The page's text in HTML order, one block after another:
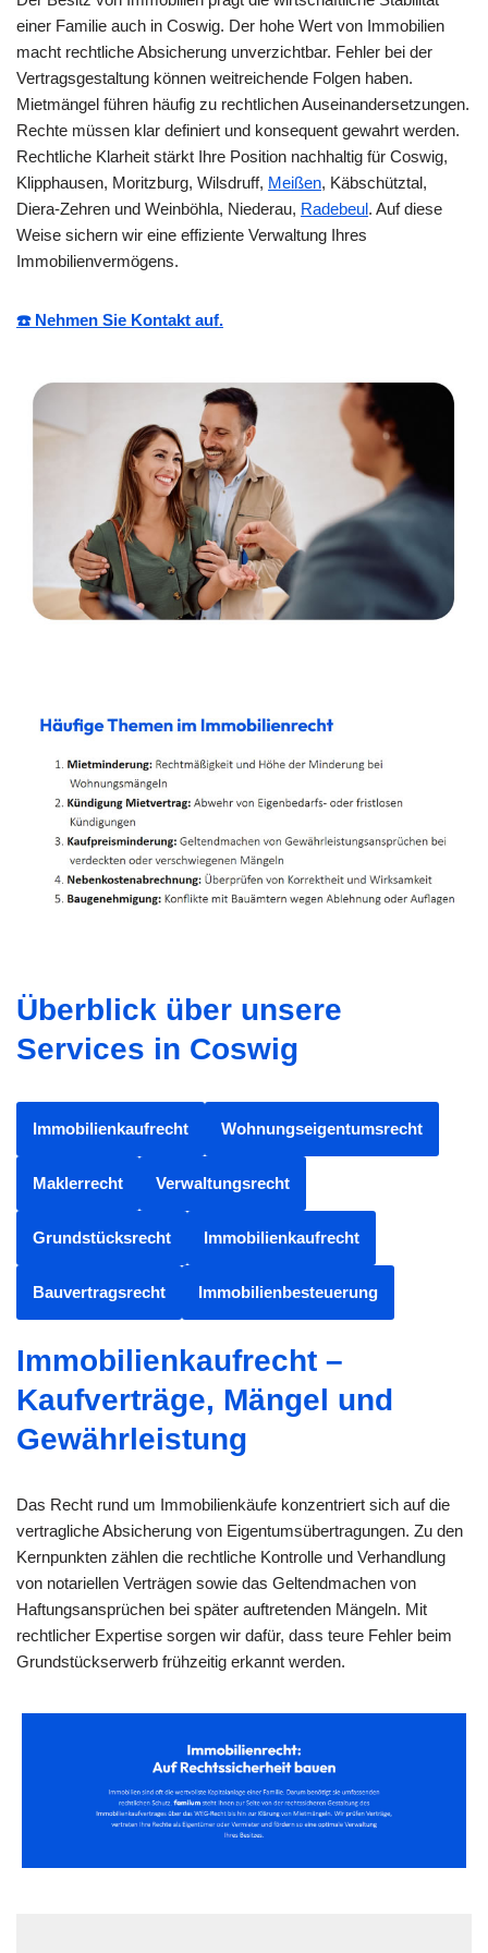
einer Familie auch in Coswig. Der hohe Wert von Immobilien
macht rechtliche Absicherung unverzichtbar. Fehler bei der
Vertragsgestaltung können weitreichende Folgen haben.
Mietmängel führen häufig zu rechtlichen Auseinandersetzungen.
Rechte müssen klar definiert und konsequent gewahrt werden.
Rechtliche Klarheit stärkt Ihre Position nachhaltig für Coswig,
Klipphausen, Moritzburg, Wilsdruff, Meißen, Käbschütztal,
Diera-Zehren und Weinböhla, Niederau, Radebeul. Auf diese
Weise sichern wir eine effiziente Verwaltung Ihres
Immobilienvermögens.
☎️ Nehmen Sie Kontakt auf.
Überblick über unsere
Services in Coswig
Immobilienkaufrecht Wohnungseigentumsrecht
Maklerrecht Verwaltungsrecht
Grundstücksrecht Immobilienkaufrecht
Bauvertragsrecht Immobilienbesteuerung
Immobilienkaufrecht –
Kaufverträge, Mängel und
Gewährleistung
Das Recht rund um Immobilienkäufe konzentriert sich auf die
vertragliche Absicherung von Eigentumsübertragungen. Zu den
Kernpunkten zählen die rechtliche Kontrolle und Verhandlung
von notariellen Verträgen sowie das Geltendmachen von
Haftungsansprüchen bei später auftretenden Mängeln. Mit
rechtlicher Expertise sorgen wir dafür, dass teure Fehler beim
Grundstückserwerb frühzeitig erkannt werden.